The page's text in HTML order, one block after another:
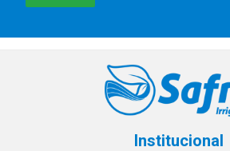
Institucional